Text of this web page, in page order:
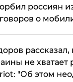
россиян
о
рассказал,
не хватает
"Об этом